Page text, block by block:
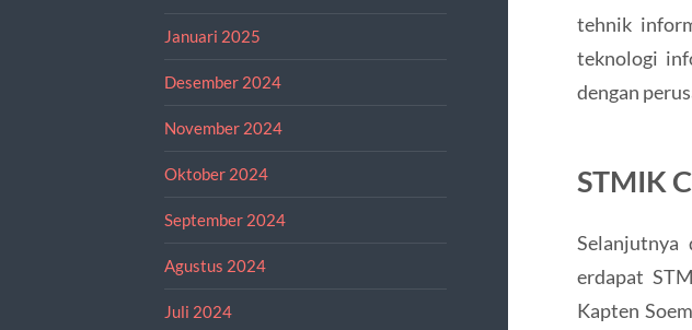
Januari 2025
Desember 2024
November 2024
Oktober 2024
September 2024
Agustus 2024
Juli 2024
tehnik
teknologi
dengan
STMIK
Selanjutnya
erdapat
Kapten